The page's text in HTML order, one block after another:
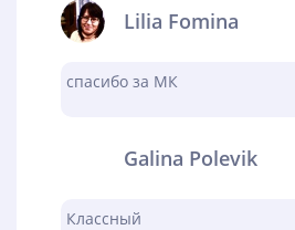
Lilia Fomina
спасибо за МК
Galina Polevik
Классный